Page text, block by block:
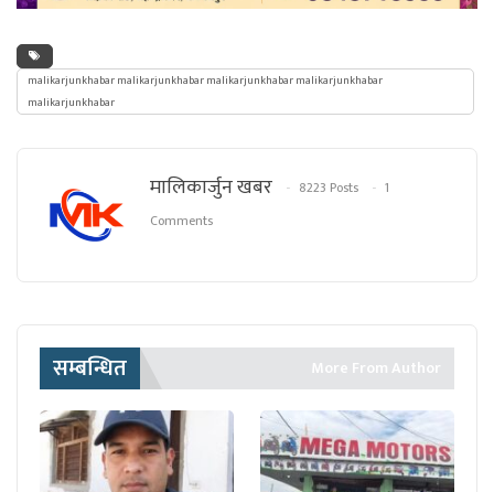
malikarjunkhabar malikarjunkhabar malikarjunkhabar malikarjunkhabar
malikarjunkhabar
मालिकार्जुन खबर 8223 Posts
1
Comments
सम्बन्धित More From Author